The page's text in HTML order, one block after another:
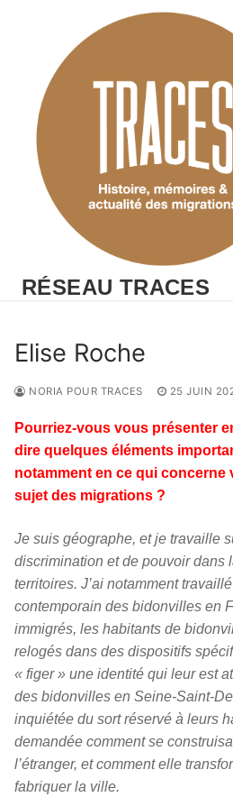
RÉSEAU TRACES
Elise Roche
NORIA POUR TRACES 25 JUIN
Pourriez-vous vous présenter
dire quelques éléments
notamment en ce qui concerne
sujet des migrations ?
Je suis géographe, et je travaille
discrimination et de pouvoir dans
territoires. J’ai notamment
contemporain des bidonvilles en
immigrés, les habitants de
relogés dans des dispositifs
« figer » une identité qui leur est
des bidonvilles en Seine-Saint-
inquiétée du sort réservé à leurs
demandée comment se
l’étranger, et comment elle
fabriquer la ville.